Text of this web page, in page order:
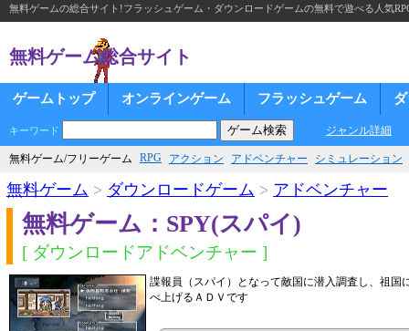
無料ゲームの総合サイト!フラッシュゲーム・ダウンロードゲームの無料で遊べる人気
無料ゲーム総合サイト
ゲームトップ オンラインゲーム フラッシュゲーム
キーワード ジャンル詳細
無料ゲーム/フリーゲーム RPG アクション アドベンチャー シミュレーション
無料ゲーム > ダウンロードゲーム > アドベンチャー
無料ゲーム：SPY(スパイ)
[ ダウンロードアドベンチャー ]
諜報員（スパイ）となって敵国に潜入調査し、祖国
べ上げるＡＤＶです